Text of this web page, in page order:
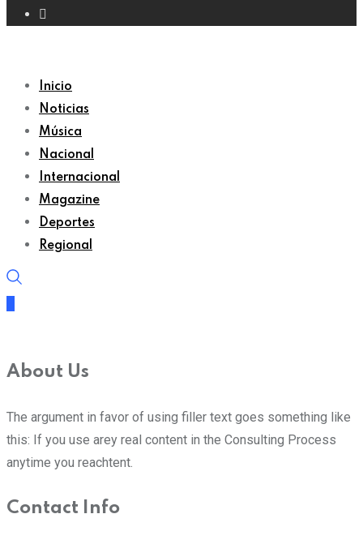
Inicio
Noticias
Música
Nacional
Internacional
Magazine
Deportes
Regional
About Us
The argument in favor of using filler text goes something like
this: If you use arey real content in the Consulting Process
anytime you reachtent.
Contact Info